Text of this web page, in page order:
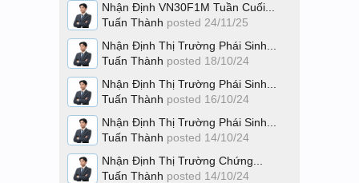
Nhận Định VN30F1M Tuần Cuối...
Tuấn Thành posted 24/11/25
Nhận Định Thị Trường Phái Sinh...
Tuấn Thành posted 18/10/24
Nhận Định Thị Trường Phái Sinh...
Tuấn Thành posted 16/10/24
Nhận Định Thị Trường Phái Sinh...
Tuấn Thành posted 14/10/24
Nhận Định Thị Trường Chứng...
Tuấn Thành posted 14/10/24